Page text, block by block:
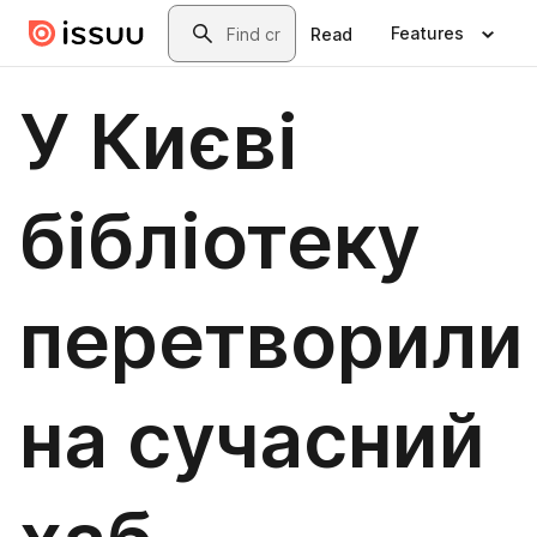
Skip to main contentSearch
Read Features
У Києві
бібліотеку
перетворили
на сучасний